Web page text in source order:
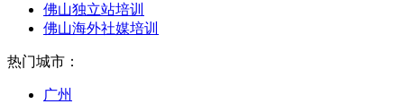
佛山独立站培训
佛山海外社媒培训
热门城市：
广州